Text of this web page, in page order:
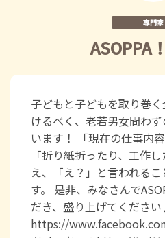
専門家
ASOPPA
子どもと子どもを取り巻
けるべく、老若男女問わ
います！ 「現在の仕事内
「折り紙折ったり、工作
え、「え？」と言われる
す。 是非、みなさんで
だき、盛り上げてくださ
https://